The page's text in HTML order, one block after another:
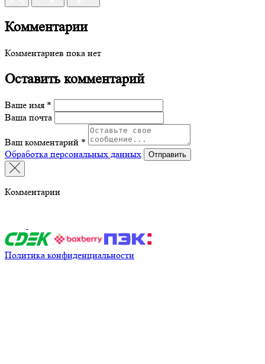
Комментарии
Комментариев пока нет
Оставить комментарий
Ваше имя *
Ваша почта
Ваш комментарий *
Обработка персональных данных
Отправить
Комментарии
Политика конфиденциальности